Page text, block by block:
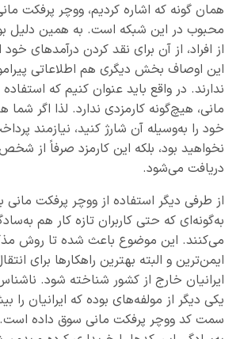
همان گونه که اشاره کردیم، ووچر پرفکت
محبوب در این شبکه است. به همین دلیل
از افراد، از آن برای نقد کردن درآمدهای
این اوصاف بخش دیگری هم اطلاعاتی
ندارند. در واقع باید عنوان کنیم که
مانی، هیچ‌گونه کارمزدی ندارد. لذا اگر
خود را به‌وسیله آن شارژ کنید، نیازمند
نخواهید بود، بلکه این کارمزد صرفاً از
دریافت می‌شود.
از طرفی دیگر استفاده از ووچر پرفکت
به‌گونه‌ای که حتی کاربران تازه کار هم
می‌کنند. این موضوع باعث شده تا روش
ایمن‌ترین و البته بهترین راهکارها برای
ایرانیان خارج از کشور شناخته شود.
یکی دیگر از مولفه‌های بوده که ایرانیان
سمت کد ووچر پرفکت مانی سوق داده است.